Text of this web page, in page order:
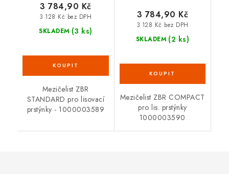
SKLADEM (3 ks)
3 128 Kč bez DPH
3 784,90 Kč
Mezičelist ZBR
STANDARD pro lisovací
prstýnky - 1000003589
SKLADEM (2 ks)
3 128 Kč bez DPH
3 784,90 Kč
Mezičelist ZBR COMPACT
pro lis. prstýnky
1000003590